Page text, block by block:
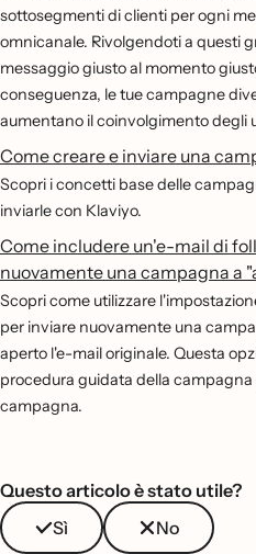
sottosegmenti di clienti per ogni
omnicanale. Rivolgendoti a questi
messaggio giusto al momento
conseguenza, le tue campagne
aumentano il coinvolgimento degli
Come creare e inviare una
Scopri i concetti base delle
inviarle con Klaviyo.
Come includere un'e-mail di
nuovamente una campagna a
Scopri come utilizzare
per inviare nuovamente una
aperto l'e-mail originale. Questa
procedura guidata della
campagna.
Questo articolo è stato utile?
Sì
No